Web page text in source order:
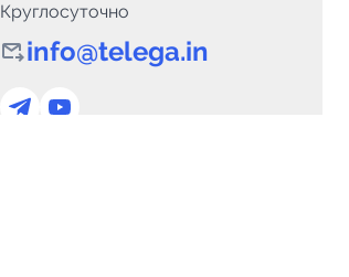
Круглосуточно
info@telega.in